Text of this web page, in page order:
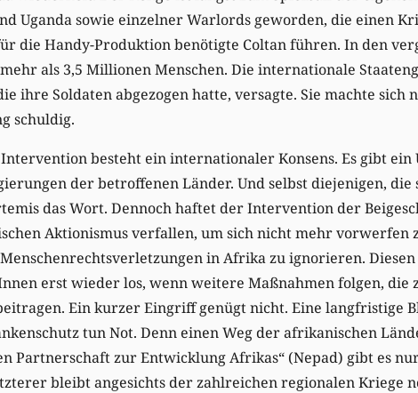
Uganda sowie einzelner Warlords geworden, die einen
die Handy-Produktion benötigte Coltan führen. In den
als 3,5 Millionen Menschen. Die internationale
ihre Soldaten abgezogen hatte, versagte. Sie machte sich
schuldig.
besteht ein internationaler Konsens. Es gibt ein
der betroffenen Länder. Und selbst diejenigen, die
das Wort. Dennoch haftet der Intervention der
Aktionismus verfallen, um sich nicht mehr vorwerfen
in Afrika zu ignorieren.
erst wieder los, wenn weitere Maßnahmen folgen, die
Ein kurzer Eingriff genügt nicht. Eine langfristige
tun Not. Denn einen Weg der afrikanischen
Partnerschaft zur Entwicklung Afrikas“ (Nepad) gibt es
bleibt angesichts der zahlreichen regionalen Kriege